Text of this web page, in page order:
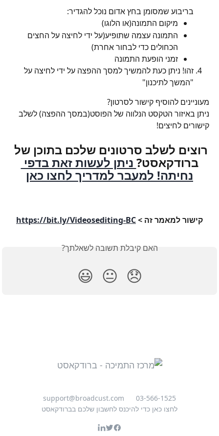
בריבוע שמסומן בחץ אדום נוכל להגדיר:
מיקום התמונה(או הלוגו)
התמונה עצמה שתופיע(על ידי לחיצה על החצים
הכחולים כדי לבחור אחרת)
זמני הופעת התמונה
זהו! ניתן כעת להמשיך למסך ההפצה על ידי לחיצה על
"המשך לתיכנון"
מעוניינים להוסיף קישור לסרטון?
ניתן באיזור הטקסט הנלווה של הפוסט(במסך ההפצה) לשלב
קישורים לחיצים!
רוצים לשלב סרטונים שלכם בתוכן של
ברודקאסט? ניתן לעשות זאת בדפי
נחיתה! למעבר למדריך לחצו כאן
קישור למאמר זה > https://bit.ly/Videosediting-BC
האם קיבלת תשובה לשאלתך?
😞
😐
😃
03-566-1525
support@broadcust.com
לחצו כאן כדי להיכנס לחשבון שלכם בברודקאסט